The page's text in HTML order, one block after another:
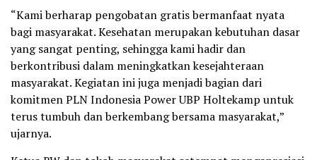
“Kami berharap pengobatan gratis bermanfaat nyata
bagi masyarakat. Kesehatan merupakan kebutuhan dasar
yang sangat penting, sehingga kami hadir dan
berkontribusi dalam meningkatkan kesejahteraan
masyarakat. Kegiatan ini juga menjadi bagian dari
komitmen PLN Indonesia Power UBP Holtekamp untuk
terus tumbuh dan berkembang bersama masyarakat,”
ujarnya.